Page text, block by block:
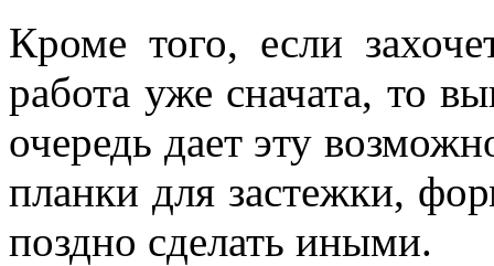
Кроме того, если
работа уже сначата, то
очередь дает эту
планки для застежки,
поздно сделать иными.